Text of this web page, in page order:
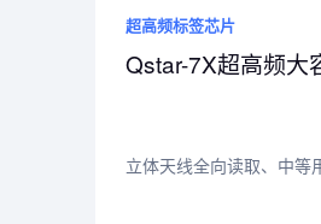
超高频标签芯片
Qstar-7X超高频大
立体天线全向读取、中等